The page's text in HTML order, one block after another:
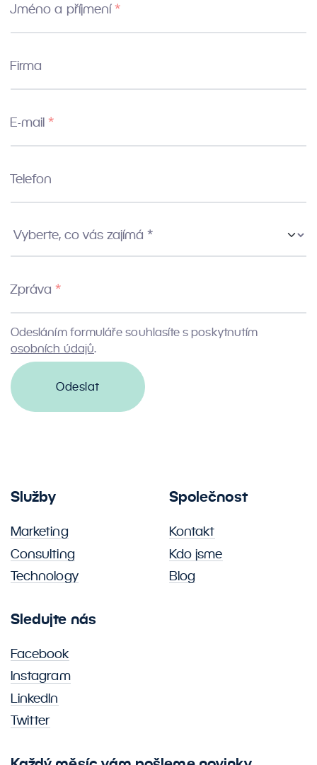
Jméno a příjmení
Firma
E-mail
Telefon
Zpráva
Odesláním formuláře souhlasíte s poskytnutím
osobních údajů.
Odeslat
Služby
Marketing
Consulting
Technology
Společnost
Kontakt
Kdo jsme
Blog
Sledujte nás
Facebook
Instagram
LinkedIn
Twitter